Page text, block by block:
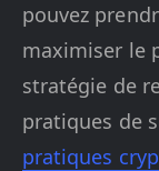
pouvez
maximiser le
stratégie de
pratiques de
pratiques